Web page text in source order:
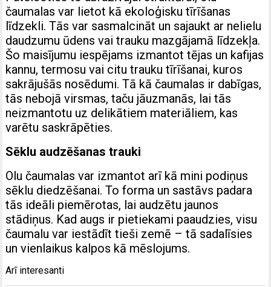
čaumalas var lietot kā ekoloģisku tīrīšanas
līdzekli. Tās var sasmalcināt un sajaukt ar nelielu
daudzumu ūdens vai trauku mazgājamā līdzekļa.
Šo maisījumu iespējams izmantot tējas un kafijas
kannu, termosu vai citu trauku tīrīšanai, kuros
sakrājušās nosēdumi. Tā kā čaumalas ir dabīgas,
tās nebojā virsmas, taču jāuzmanās, lai tās
neizmantotu uz delikātiem materiāliem, kas
varētu saskrāpēties.
Sēklu audzēšanas trauki
Olu čaumalas var izmantot arī kā mini podiņus
sēklu diedzēšanai. To forma un sastāvs padara
tās ideāli piemērotas, lai audzētu jaunos
stādiņus. Kad augs ir pietiekami paaudzies, visu
čaumalu var iestādīt tieši zemē – tā sadalīsies
un vienlaikus kalpos kā mēslojums.
Arī interesanti